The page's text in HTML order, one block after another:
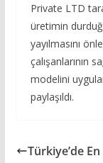
Private LTD
üretimin
yayılmasını
çalışanlarının
modelini
paylaşıldı.
Türkiye’de